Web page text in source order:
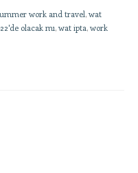
work and travel,wat
olacak mı,wat ipta,work